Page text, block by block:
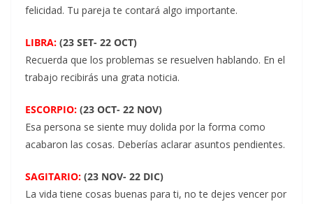
felicidad. Tu pareja te contará algo importante.
LIBRA: (23 SET- 22 OCT)
Recuerda que los problemas se resuelven hablando. En el
trabajo recibirás una grata noticia.
ESCORPIO: (23 OCT- 22 NOV)
Esa persona se siente muy dolida por la forma como
acabaron las cosas. Deberías aclarar asuntos pendientes.
SAGITARIO: (23 NOV- 22 DIC)
La vida tiene cosas buenas para ti, no te dejes vencer por